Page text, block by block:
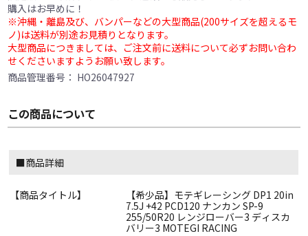
購入はお早めに！
※沖縄・離島及び、バンパーなどの大型商品(200サイズを超えるモ
ノ)は送料が別途お見積りとなります。
大型商品につきましては、ご注文前に送料について必ずお問い合わ
せくださいますようお願い致します。
商品管理番号： HO26047927
この商品について
■商品詳細
【商品タイトル】
【希少品】モテギレーシング DP1 20in
7.5J +42 PCD120 ナンカン SP-9
255/50R20 レンジローバー3 ディスカ
バリー3 MOTEGI RACING